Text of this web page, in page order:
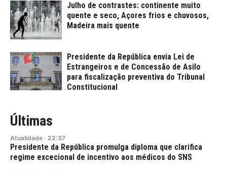
Julho de contrastes: continente muito
quente e seco, Açores frios e chuvosos,
Madeira mais quente
Presidente da República envia Lei de
Estrangeiros e de Concessão de Asilo
para fiscalização preventiva do Tribunal
Constitucional
Últimas
Atualidade · 22:37
Presidente da República promulga diploma que clarifica
regime excecional de incentivo aos médicos do SNS